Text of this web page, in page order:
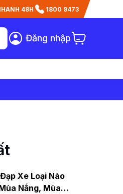
48H 1800 9473
Đăng nhập
Xe Loại Nào
Nắng, Mùa